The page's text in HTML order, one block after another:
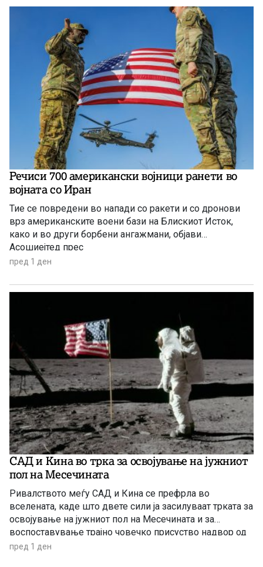
Речиси 700 американски војници ранети во
војната со Иран
Тие се повредени во напади со ракети и со дронови
врз американските воени бази на Блискиот Исток,
како и во други борбени ангажмани, објави
Асошиејтед прес
пред 1 ден
САД и Кина во трка за освојување на јужниот
пол на Месечината
Ривалството меѓу САД и Кина се префрла во
вселената, каде што двете сили ја засилуваат трката за
освојување на јужниот пол на Месечината и за
воспоставување трајно човечко присуство надвор од
Земјата.
пред 1 ден